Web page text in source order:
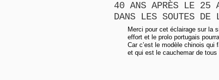
40 ANS APRÈS LE 25
DANS LES SOUTES
Merci pour cet éclairage sur la
effort et le prolo portugais
Car c’est le modèle chinois qui
et qui est le cauchemar de